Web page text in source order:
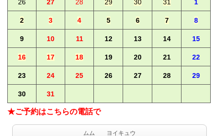
26 27 28 29 30 31 1
2 3 4 5 6 7 8
9 10 11 12 13 14 15
16 17 18 19 20 21 22
23 24 25 26 27 28 29
30 31
★ご予約はこちらの電話で
ムム ヨイキュウ